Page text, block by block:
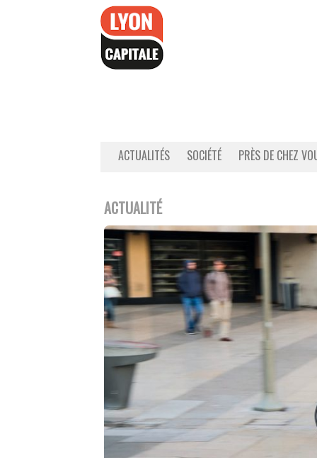
ACTUALITÉS SOCIÉTÉ PRÈS DE CHEZ
ACTUALITÉ